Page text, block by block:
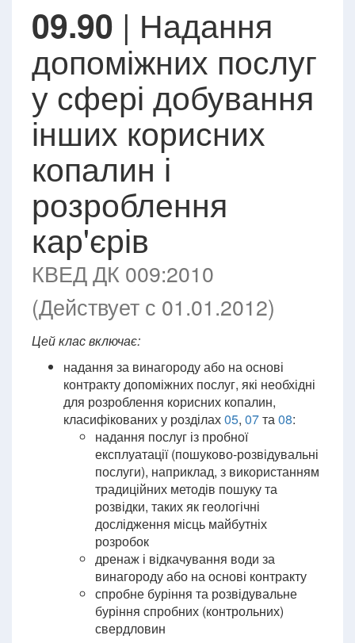
09.90 | Надання
допоміжних послуг
у сфері добування
інших корисних
копалин і
розроблення
кар'єрів
КВЕД ДК 009:2010
(Действует с 01.01.2012)
Цей клас включає:
надання за винагороду або на основі
контракту допоміжних послуг, які необхідні
для розроблення корисних копалин,
класифікованих у розділах05, 07та08:
надання послуг із пробної
експлуатації (пошуково-розвідувальні
послуги), наприклад, з використанням
традиційних методів пошуку та
розвідки, таких як геологічні
дослідження місць майбутніх
розробок
дренаж і відкачування води за
винагороду або на основі контракту
спробне буріння та розвідувальне
буріння спробних (контрольних)
свердловин